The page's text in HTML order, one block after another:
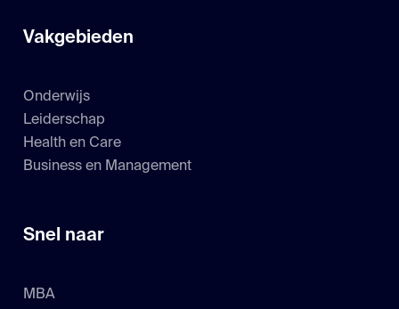
Vakgebieden
Onderwijs
Leiderschap
Health en Care
Business en Management
Snel naar
MBA